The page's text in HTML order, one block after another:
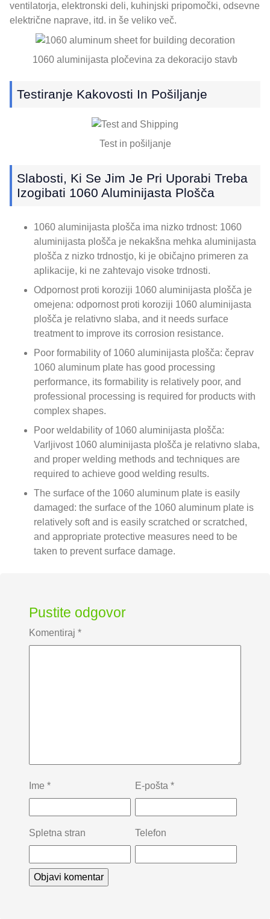
ventilatorja, elektronski deli, kuhinjski pripomočki, odsevne
električne naprave, itd. in še veliko več.
1060 aluminijasta pločevina za dekoracijo stavb
Testiranje Kakovosti In Pošiljanje
Test in pošiljanje
Slabosti, Ki Se Jim Je Pri Uporabi Treba
Izogibati 1060 Aluminijasta Plošča
1060 aluminijasta plošča ima nizko trdnost: 1060
aluminijasta plošča je nekakšna mehka aluminijasta
plošča z nizko trdnostjo, ki je običajno primeren za
aplikacije, ki ne zahtevajo visoke trdnosti.
Odpornost proti koroziji 1060 aluminijasta plošča je
omejena: odpornost proti koroziji 1060 aluminijasta
plošča je relativno slaba, and it needs surface
treatment to improve its corrosion resistance.
Poor formability of1060 aluminijasta plošča: čeprav
1060 aluminum plate has good processing
performance, its formability is relatively poor, and
professional processing is required for products with
complex shapes.
Poor weldability of1060 aluminijasta plošča:
Varljivost 1060 aluminijasta plošča je relativno slaba,
and proper welding methods and techniques are
required to achieve good welding results.
The surface of the 1060 aluminum plate is easily
damaged: the surface of the 1060 aluminum plate is
relatively soft and is easily scratched or scratched,
and appropriate protective measures need to be
taken to prevent surface damage.
Pustite odgovor
Komentiraj *
Ime * E-pošta *
Spletna stran Telefon